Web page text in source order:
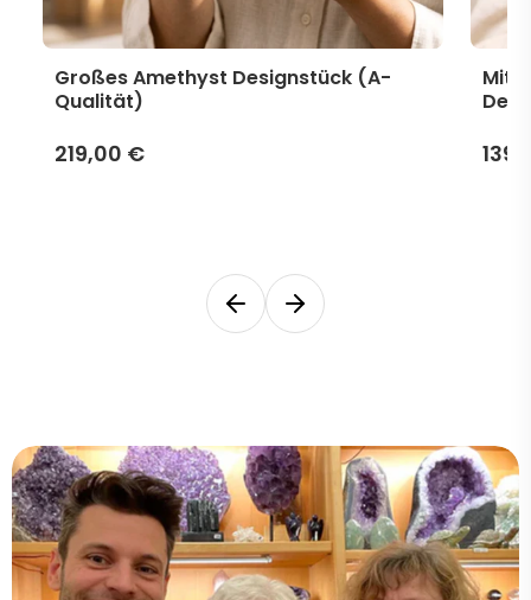
Großes Amethyst Designstück (A-
Qualität)
219,00 €